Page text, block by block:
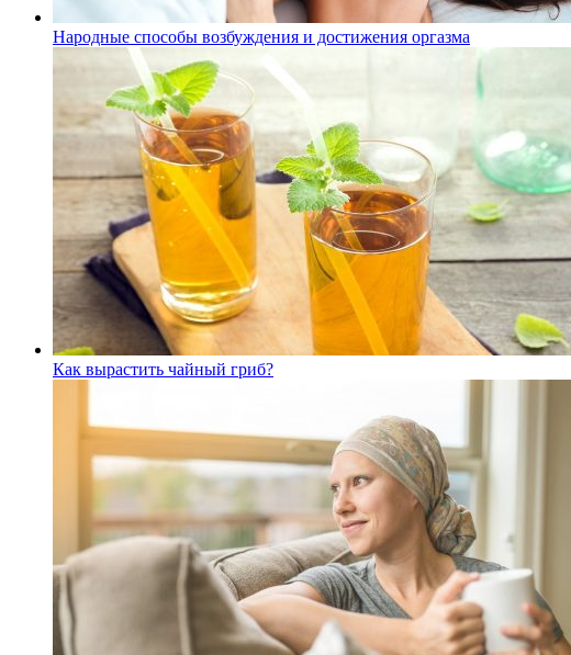
Народные способы возбуждения и достижения оргазма
Как вырастить чайный гриб?